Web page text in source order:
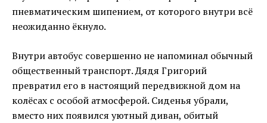
пневматическим шипением, от которого внутри всё
неожиданно ёкнуло.
Внутри автобус совершенно не напоминал обычный
общественный транспорт. Дядя Григорий
превратил его в настоящий передвижной дом на
колёсах с особой атмосферой. Сиденья убрали,
вместо них появился уютный диван, обитый